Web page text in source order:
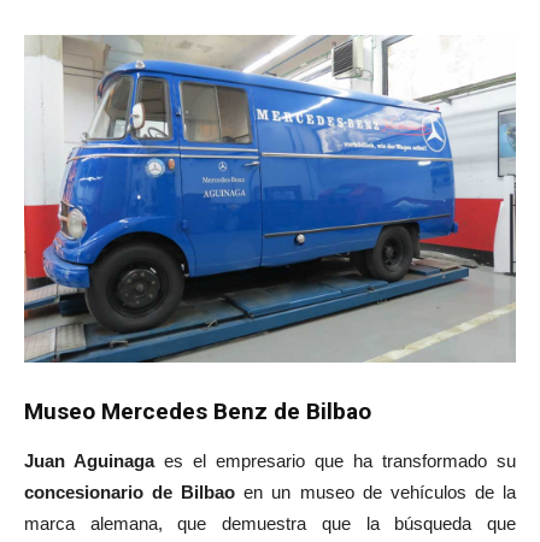
Museo Mercedes Benz de Bilbao
Juan Aguinagaes el empresario que ha transformado su
concesionario de Bilbao en un museo de vehículos de la
marca alemana, que demuestra que la búsqueda que